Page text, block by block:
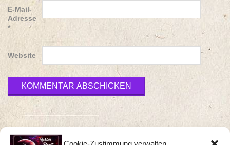
E-Mail-
Adresse
*
Website